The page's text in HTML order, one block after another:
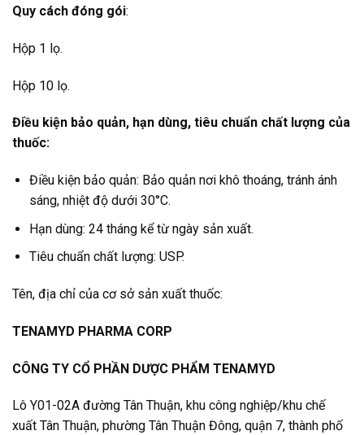
Quy cách đóng gói:
Hộp 1 lọ.
Hộp 10 lọ.
Điều kiện bảo quản, hạn dùng, tiêu chuẩn chất lượng của
thuốc:
Điều kiện bảo quản: Bảo quản nơi khô thoáng, tránh ánh
sáng, nhiệt độ dưới 30°C.
Hạn dùng: 24 tháng kể từ ngày sản xuất.
Tiêu chuẩn chất lượng: USP.
Tên, địa chỉ của cơ sở sản xuất thuốc:
TENAMYD PHARMA CORP
CÔNG TY CỔ PHẦN DƯỢC PHẨM TENAMYD
Lô Y01-02A đường Tân Thuận, khu công nghiệp/khu chế
xuất Tân Thuận, phường Tân Thuận Đông, quận 7, thành phố